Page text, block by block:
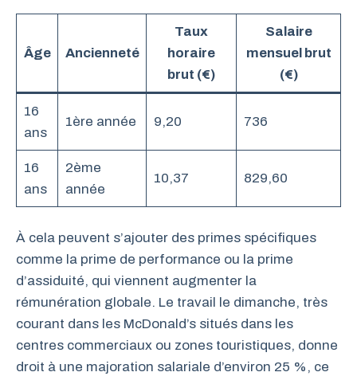
Âge Ancienneté
Taux
horaire
brut (€)
Salaire
mensuel brut
(€)
16
ans
1ère année 9,20 736
16
ans
2ème
année
10,37 829,60
À cela peuvent s’ajouter des primes spécifiques
comme la prime de performance ou la prime
d’assiduité, qui viennent augmenter la
rémunération globale. Le travail le dimanche, très
courant dans les McDonald’s situés dans les
centres commerciaux ou zones touristiques, donne
droit à une majoration salariale d’environ 25 %, ce